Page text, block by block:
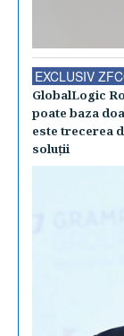
EXCLUSIV
GlobalLogic
poate baza
este trecerea
soluţii